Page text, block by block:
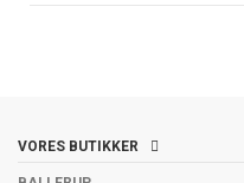
VORES BUTIKKER